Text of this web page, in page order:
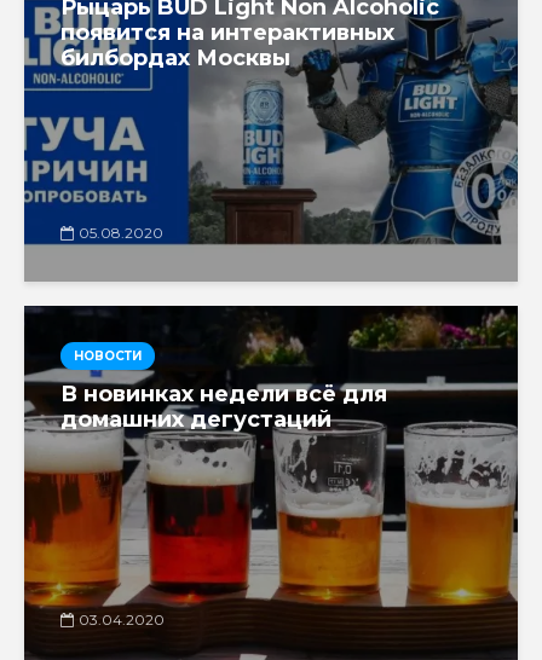
Рыцарь BUD Light Non Alcoholic
появится на интерактивных
билбордах Москвы
05.08.2020
НОВОСТИ
В новинках недели всё для
домашних дегустаций
03.04.2020